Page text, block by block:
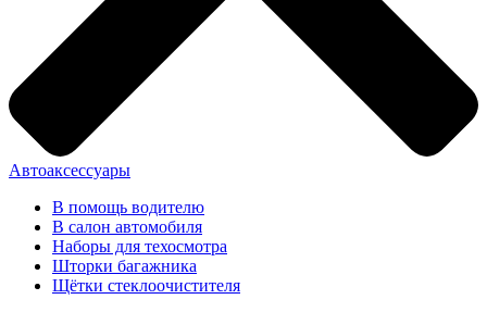
Автоаксессуары
В помощь водителю
В салон автомобиля
Наборы для техосмотра
Шторки багажника
Щётки стеклоочистителя